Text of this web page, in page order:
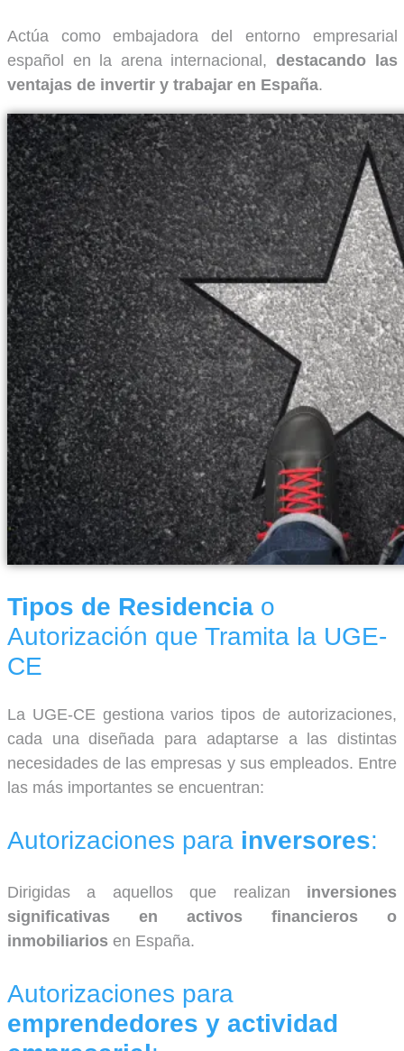
Actúa como embajadora del entorno empresarial
español en la arena internacional, destacando las
ventajas de invertir y trabajar en España.
Tipos de Residencia o
Autorización que Tramita la UGE-
CE
La UGE-CE gestiona varios tipos de autorizaciones,
cada una diseñada para adaptarse a las distintas
necesidades de las empresas y sus empleados. Entre
las más importantes se encuentran:
Autorizaciones para inversores:
Dirigidas a aquellos que realizan inversiones
significativas en activos financieros o
inmobiliarios en España.
Autorizaciones para
emprendedores y actividad